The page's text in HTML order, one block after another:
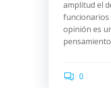
amplitud el
funcionarios
opinión es
0